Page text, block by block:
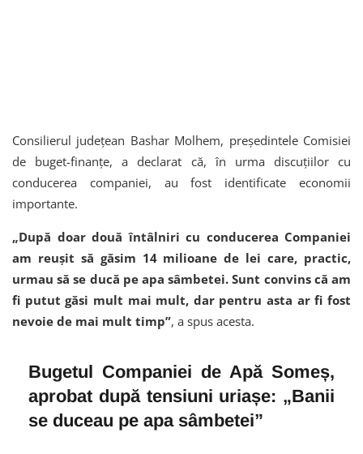
Consilierul județean Bashar Molhem, președintele Comisiei
de buget-finanțe, a declarat că, în urma discuțiilor cu
conducerea companiei, au fost identificate economii
importante.
„După doar două întâlniri cu conducerea Companiei
am reușit să găsim 14 milioane de lei care, practic,
urmau să se ducă pe apa sâmbetei. Sunt convins că am
fi putut găsi mult mai mult, dar pentru asta ar fi fost
nevoie de mai mult timp”, a spus acesta.
Bugetul Companiei de Apă Someș,
aprobat după tensiuni uriașe: „Banii
se duceau pe apa sâmbetei”